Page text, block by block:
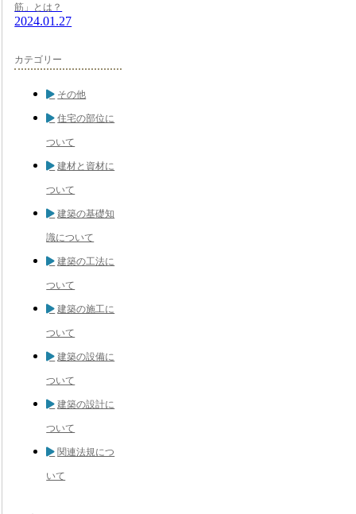
筋」とは？
2024.01.27
カテゴリー
その他
住宅の部位に
ついて
建材と資材に
ついて
建築の基礎知
識について
建築の工法に
ついて
建築の施工に
ついて
建築の設備に
ついて
建築の設計に
ついて
関連法規につ
いて